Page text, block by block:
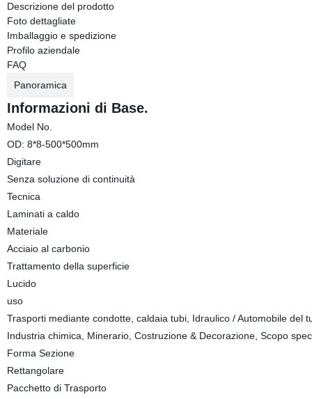
Descrizione del prodotto
Foto dettagliate
Imballaggio e spedizione
Profilo aziendale
FAQ
Panoramica
Informazioni di Base.
Model No.
OD: 8*8-500*500mm
Digitare
Senza soluzione di continuità
Tecnica
Laminati a caldo
Materiale
Acciaio al carbonio
Trattamento della superficie
Lucido
uso
Trasporti mediante condotte, caldaia tubi, Idraulico / Automobile del
Industria chimica, Minerario, Costruzione & Decorazione, Scopo
Forma Sezione
Rettangolare
Pacchetto di Trasporto